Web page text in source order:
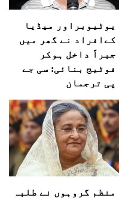
یوٹیوبراور میڈیا
کےافراد نے گھر میں
جبراً داخل ہوکر
فوٹیج بنائی: سی جے
پی ترجمان
منظم گروہوں نے طلبہ